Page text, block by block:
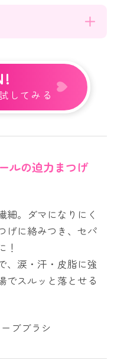
してみる
ルの迫力まつげ
細。ダマになりにく
げに絡みつき、セパ
！
、涙・汗・皮脂に強
でスルッと落とせる
ブブラシ